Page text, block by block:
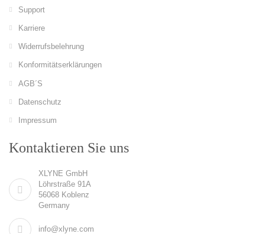
Support
Karriere
Widerrufsbelehrung
Konformitätserklärungen
AGB´S
Datenschutz
Impressum
Kontaktieren Sie uns
XLYNE GmbH
Löhrstraße 91A
56068 Koblenz
Germany
info@xlyne.com